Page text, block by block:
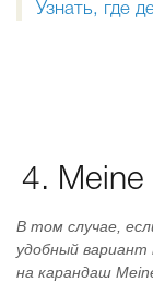
Узнать, где
4. Meine
В том случае,
удобный
на карандаш